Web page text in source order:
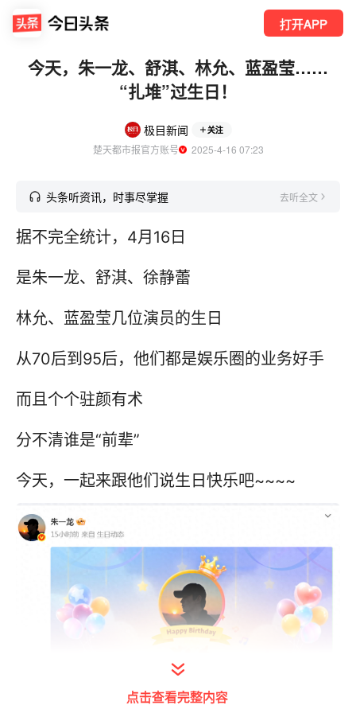
打开APP
今天，朱一龙、舒淇、林允、蓝盈莹……
“扎堆”过生日！
极目新闻 关注
楚天都市报官方账号
  2025-4-16 07:23
头条听资讯，时事尽掌握 去听全文
据不完全统计，4月16日
是朱一龙、舒淇、徐静蕾
林允、蓝盈莹几位演员的生日
从70后到95后，他们都是娱乐圈的业务好手
而且个个驻颜有术
分不清谁是“前辈”
今天，一起来跟他们说生日快乐吧~~~~
点击查看完整内容